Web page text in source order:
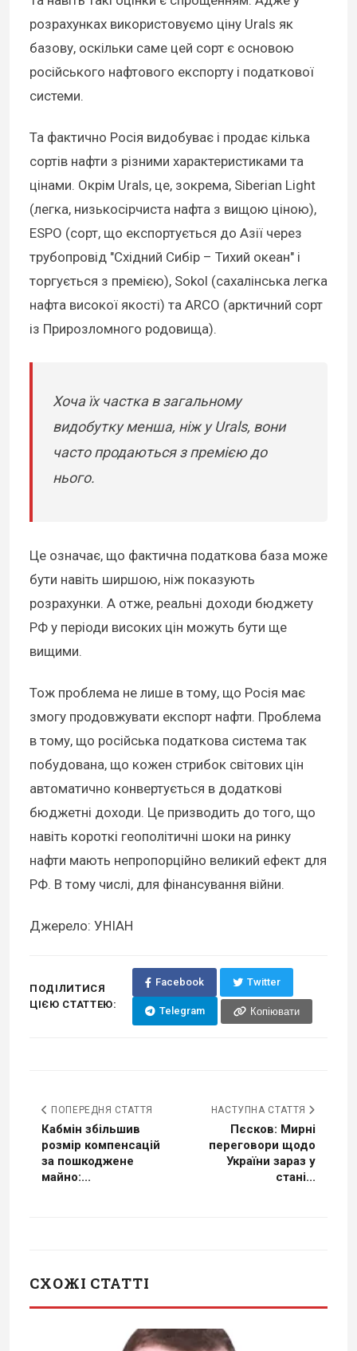
розрахунках використовуємо ціну Urals як
базову, оскільки саме цей сорт є основою
російського нафтового експорту і податкової
системи.
Та фактично Росія видобуває і продає кілька
сортів нафти з різними характеристиками та
цінами. Окрім Urals, це, зокрема, Siberian Light
(легка, низькосірчиста нафта з вищою ціною),
ESPO (сорт, що експортується до Азії через
трубопровід "Східний Сибір – Тихий океан" і
торгується з премією), Sokol (сахалінська легка
нафта високої якості) та ARCO (арктичний сорт
із Прирозломного родовища).
Хоча їх частка в загальному
видобутку менша, ніж у Urals, вони
часто продаються з премією до
нього.
Це означає, що фактична податкова база може
бути навіть ширшою, ніж показують
розрахунки. А отже, реальні доходи бюджету
РФ у періоди високих цін можуть бути ще
вищими.
Тож проблема не лише в тому, що Росія має
змогу продовжувати експорт нафти. Проблема
в тому, що російська податкова система так
побудована, що кожен стрибок світових цін
автоматично конвертується в додаткові
бюджетні доходи. Це призводить до того, що
навіть короткі геополітичні шоки на ринку
нафти мають непропорційно великий ефект для
РФ. В тому числі, для фінансування війни.
Джерело: УНІАН
ПОДІЛИТИСЯ
ЦІЄЮ СТАТТЕЮ:
Facebook Twitter
Telegram Копіювати
ПОПЕРЕДНЯ СТАТТЯ
Кабмін збільшив
розмір компенсацій
за пошкоджене
майно:...
НАСТУПНА СТАТТЯ
Пєсков: Мирні
переговори щодо
України зараз у
стані...
СХОЖІ СТАТТІ